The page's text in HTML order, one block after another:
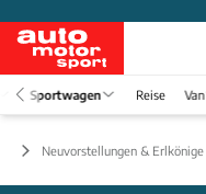
Sportwagen Reise Van
Neuvorstellungen & Erlkönige